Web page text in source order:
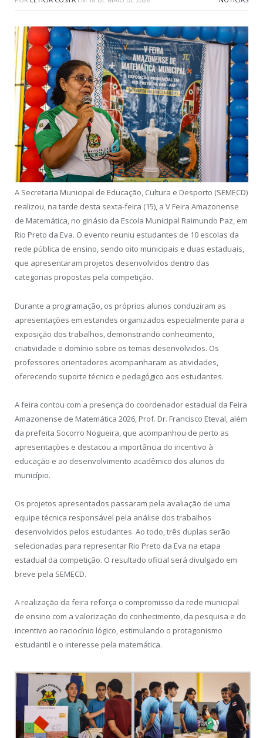
A Secretaria Municipal de Educação, Cultura e Desporto (SEMECD)
realizou, na tarde desta sexta-feira (15), a V Feira Amazonense
de Matemática, no ginásio da Escola Municipal Raimundo Paz, em
Rio Preto da Eva. O evento reuniu estudantes de 10 escolas da
rede pública de ensino, sendo oito municipais e duas estaduais,
que apresentaram projetos desenvolvidos dentro das
categorias propostas pela competição.
Durante a programação, os próprios alunos conduziram as
apresentações em estandes organizados especialmente para a
exposição dos trabalhos, demonstrando conhecimento,
criatividade e domínio sobre os temas desenvolvidos. Os
professores orientadores acompanharam as atividades,
oferecendo suporte técnico e pedagógico aos estudantes.
A feira contou com a presença do coordenador estadual da Feira
Amazonense de Matemática 2026, Prof. Dr. Francisco Eteval, além
da prefeita Socorro Nogueira, que acompanhou de perto as
apresentações e destacou a importância do incentivo à
educação e ao desenvolvimento acadêmico dos alunos do
município.
Os projetos apresentados passaram pela avaliação de uma
equipe técnica responsável pela análise dos trabalhos
desenvolvidos pelos estudantes. Ao todo, três duplas serão
selecionadas para representar Rio Preto da Eva na etapa
estadual da competição. O resultado oficial será divulgado em
breve pela SEMECD.
A realização da feira reforça o compromisso da rede municipal
de ensino com a valorização do conhecimento, da pesquisa e do
incentivo ao raciocínio lógico, estimulando o protagonismo
estudantil e o interesse pela matemática.